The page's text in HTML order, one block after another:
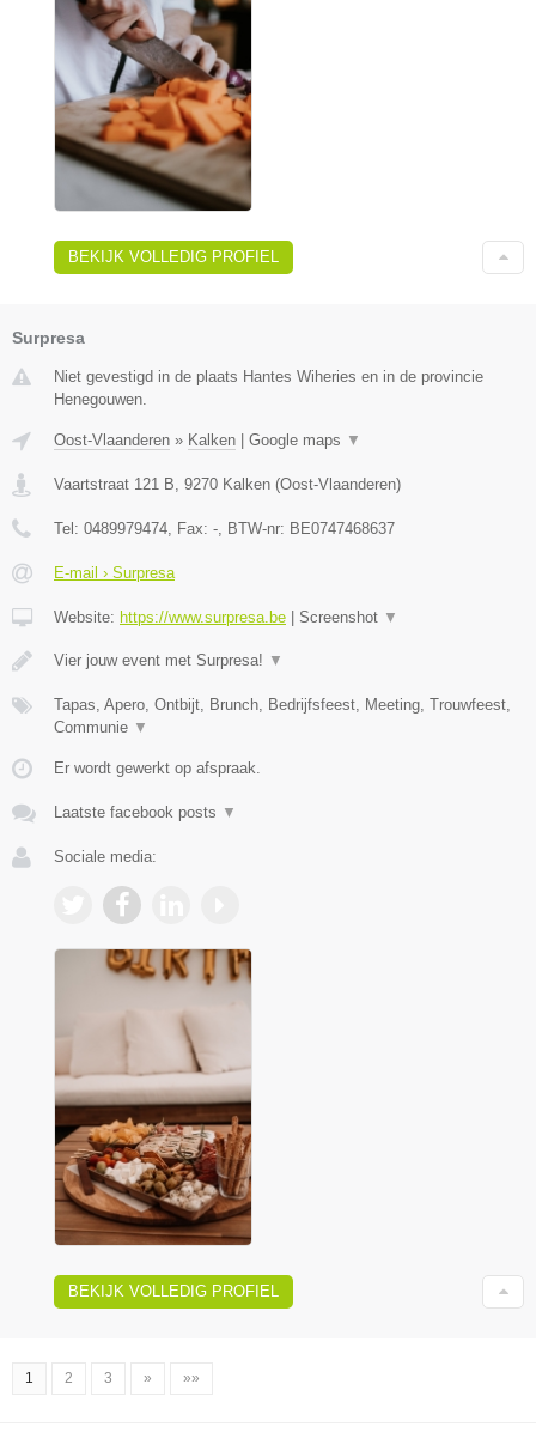
BEKIJK VOLLEDIG PROFIEL
Surpresa
Niet gevestigd in de plaats Hantes Wiheries en in de provincie
Henegouwen.
Oost-Vlaanderen » Kalken Google maps ▼
Vaartstraat 121 B, 9270 Kalken (Oost-Vlaanderen)
Tel: 0489979474, Fax: -, BTW-nr: BE0747468637
E-mail › Surpresa
Website: https://www.surpresa.be Screenshot ▼
Vier jouw event met Surpresa! ▼
Tapas, Apero, Ontbijt, Brunch, Bedrijfsfeest, Meeting, Trouwfeest,
Communie ▼
Er wordt gewerkt op afspraak.
Laatste facebook posts ▼
Sociale media:
BEKIJK VOLLEDIG PROFIEL
1 2 3 » »»